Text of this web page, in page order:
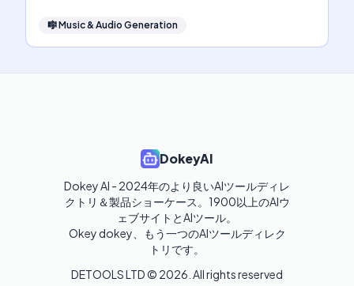
🎼Music & Audio Generation
DokeyAI
Dokey AI - 2024年のより良いAIツールディレ
クトリ＆製品ショーケース。1900以上のAIウ
ェブサイトとAIツール。
Okey dokey、もう一つのAIツールディレク
トリです。
DETOOLS LTD © 2026 . All rights reserved